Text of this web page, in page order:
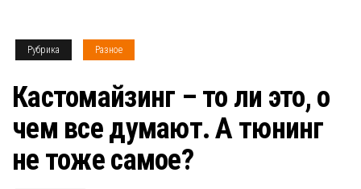
Рубрика Разное
Кастомайзинг – то ли это, о
чем все думают. А тюнинг
не тоже самое?